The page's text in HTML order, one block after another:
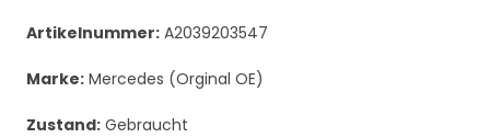
Artikelnummer: A2039203547
Marke: Mercedes (Orginal OE)
Zustand: Gebraucht